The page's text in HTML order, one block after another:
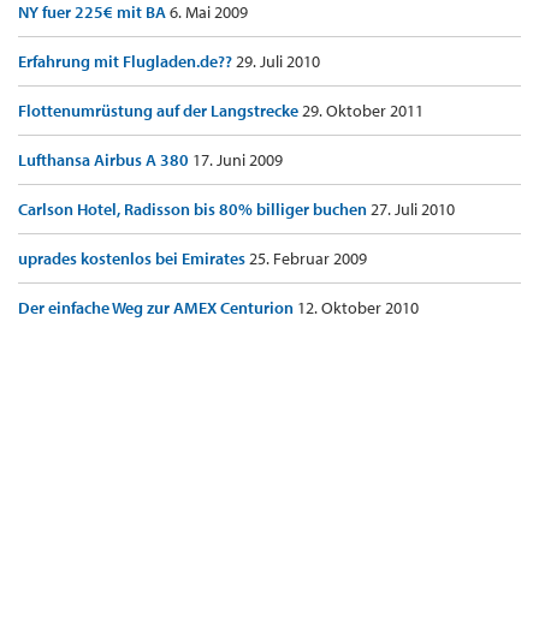
NY fuer 225€ mit BA6. Mai 2009
Erfahrung mit Flugladen.de??29. Juli 2010
Flottenumrüstung auf der Langstrecke29. Oktober 2011
Lufthansa Airbus A 380 17. Juni 2009
Carlson Hotel, Radisson bis 80% billiger buchen27. Juli 2010
uprades kostenlos bei Emirates25. Februar 2009
Der einfache Weg zur AMEX Centurion 12. Oktober 2010